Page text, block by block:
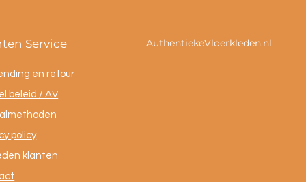
Service
en retour
beleid / AV
policy
klanten
AuthentiekeVloerkleden.nl